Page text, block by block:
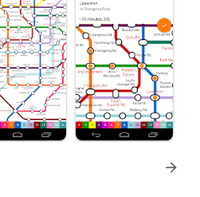
arrow_forward